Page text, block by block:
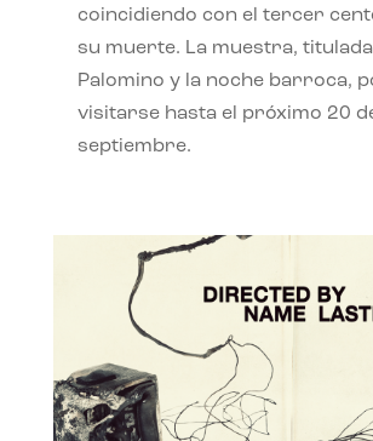
coincidiendo con el tercer
su muerte. La muestra,
Palomino y la noche barroca,
visitarse hasta el próximo 20
septiembre.